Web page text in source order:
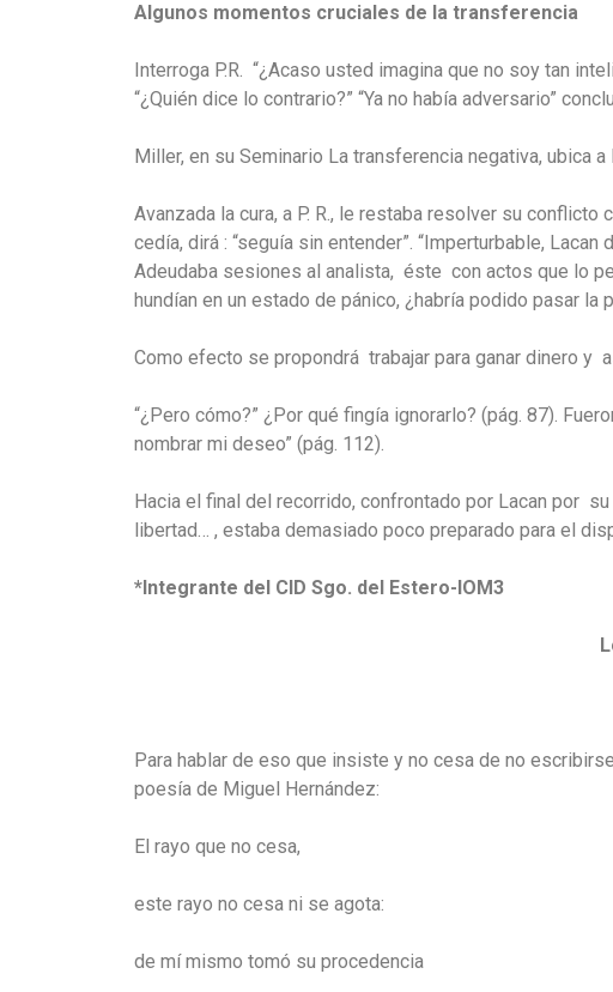
Algunos momentos cruciales de la transferencia
Interroga P.R. “¿Acaso usted imagina que no soy tan
“¿Quién dice lo contrario?” “Ya no había adversario”
Miller, en su Seminario La transferencia negativa, ubica
Avanzada la cura, a P. R., le restaba resolver su
cedía, dirá : “seguía sin entender”. “Imperturbable,
Adeudaba sesiones al analista, éste con actos que lo
hundían en un estado de pánico, ¿habría podido pasar la
Como efecto se propondrá trabajar para ganar dinero
“¿Pero cómo?” ¿Por qué fingía ignorarlo? (pág. 87).
nombrar mi deseo” (pág. 112).
Hacia el final del recorrido, confrontado por Lacan por
libertad… , estaba demasiado poco preparado para el
*Integrante del CID Sgo. del Estero-IOM3
Para hablar de eso que insiste y no cesa de no
poesía de Miguel Hernández:
El rayo que no cesa,
este rayo no cesa ni se agota:
de mí mismo tomó su procedencia